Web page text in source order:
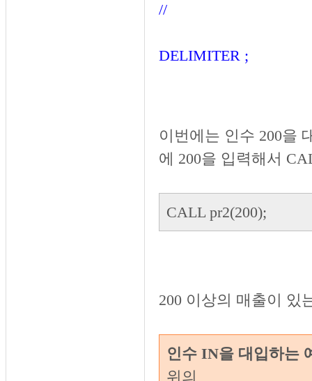
//
DELIMITER ;
이번에는 인수 200을
에 200을 입력해서
CALL pr2(200);
200 이상의 매출이 있
인수 IN을 대입하는
위의